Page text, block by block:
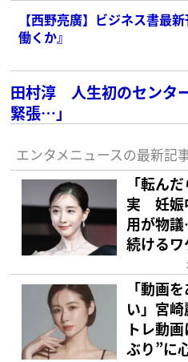
【西野亮廣】ビジネス書最
働くか』
田村淳 人生初のセンタ
緊張…」
エンタメニュースの最新記
「転ん
実 妊娠
用が物
続けるワ
「動画
い」宮
トレ動
ぶり”に